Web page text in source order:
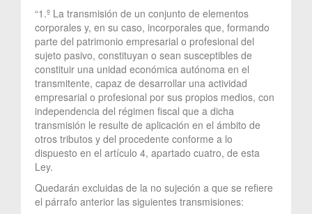
“1.º La transmisión de un conjunto de elementos
corporales y, en su caso, incorporales que, formando
parte del patrimonio empresarial o profesional del
sujeto pasivo, constituyan o sean susceptibles de
constituir una unidad económica autónoma en el
transmitente, capaz de desarrollar una actividad
empresarial o profesional por sus propios medios, con
independencia del régimen fiscal que a dicha
transmisión le resulte de aplicación en el ámbito de
otros tributos y del procedente conforme a lo
dispuesto en el artículo 4, apartado cuatro, de esta
Ley.
Quedarán excluidas de la no sujeción a que se refiere
el párrafo anterior las siguientes transmisiones: